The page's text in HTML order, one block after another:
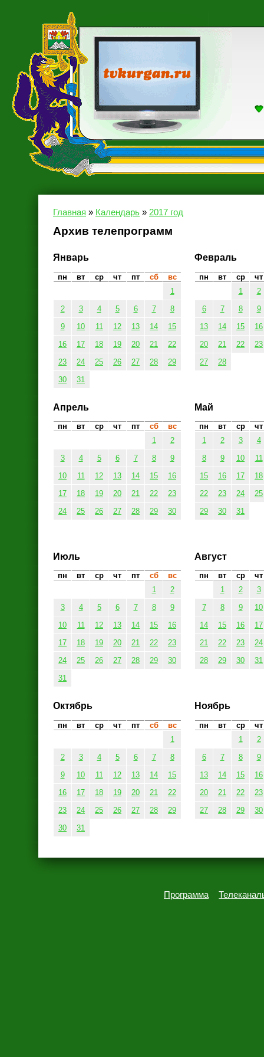
Главная » Календарь » 2017 год
Архив телепрограмм
Январь
пн вт ср чт пт сб
вс
1
2
3 4 5 6 7
8
9
10 11 12 13 14
15
16
17 18 19 20 21
22
23
24 25 26 27 28
29
30
31
Февраль
пн вт ср
чт
1
2
6
7 8
9
13
14 15
16
20
21 22
23
27
28
Апрель
пн вт ср чт пт сб
вс
1
2
3
4 5 6 7 8
9
10
11 12 13 14 15
16
17
18 19 20 21 22
23
24
25 26 27 28 29 30
Май
пн вт ср
чт
1
2 3
4
8
9 10
11
15
16 17
18
22
23 24
25
29
30 31
Июль
пн вт ср чт пт сб
вс
1
2
3
4 5 6 7 8
9
10
11 12 13 14 15
16
17
18 19 20 21 22
23
24
25 26 27 28 29
30
31
Август
пн вт ср
чт
1
2
3
7
8 9
10
14
15 16
17
21
22 23
24
28
29 30 31
Октябрь
пн вт ср чт пт сб
вс
1
2
3 4 5 6 7
8
9
10 11 12 13 14
15
16
17 18 19 20 21
22
23
24 25 26 27 28
29
30
31
Ноябрь
пн вт ср
чт
1
2
6
7 8
9
13
14 15
16
20
21 22
23
27
28 29 30
Программа